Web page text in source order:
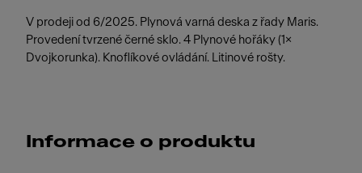
V prodeji od 6/2025. Plynová varná deska z řady Maris.
Provedení tvrzené černé sklo. 4 Plynové hořáky (1×
Dvojkorunka). Knoflíkové ovládání. Litinové rošty.
Informace o produktu